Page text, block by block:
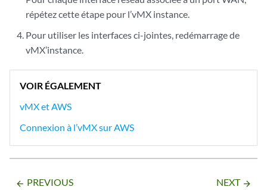
répétez cette étape pour l’vMX instance.
Pour utiliser les interfaces ci-jointes, redémarrage de
vMX’instance.
VOIR ÉGALEMENT
vMX et AWS
Connexion à l’vMX sur AWS
arrow_backward PREVIOUS NEXT arrow_forward